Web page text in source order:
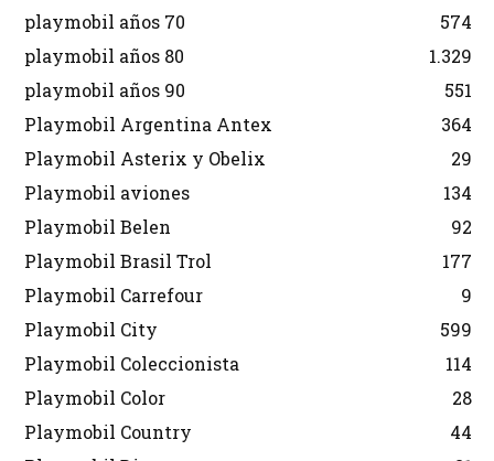
playmobil años 70
574
playmobil años 80
1.329
playmobil años 90
551
Playmobil Argentina Antex
364
Playmobil Asterix y Obelix
29
Playmobil aviones
134
Playmobil Belen
92
Playmobil Brasil Trol
177
Playmobil Carrefour
9
Playmobil City
599
Playmobil Coleccionista
114
Playmobil Color
28
Playmobil Country
44